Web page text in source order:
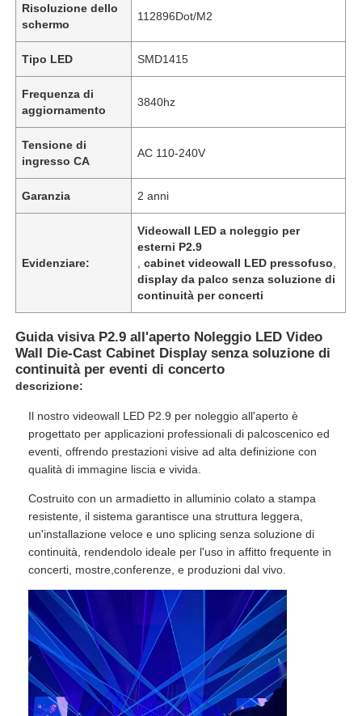
Casa.
Prodotti
Video
Risoluzione dello
schermo
112896Dot/M2
Tipo LED SMD1415
Frequenza di
aggiornamento
3840hz
Tensione di
ingresso CA
AC 110-240V
Garanzia 2 anni
Evidenziare:
Videowall LED a noleggio per
esterni P2.9
,cabinet videowall LED pressofuso
display da palco senza soluzione di
continuità per concerti
Guida visiva P2.9 all'aperto Noleggio LED Video
Wall Die-Cast Cabinet Display senza soluzione di
continuità per eventi di concerto
descrizione:
Il nostro videowall LED P2.9 per noleggio all'aperto è
progettato per applicazioni professionali di palcoscenico ed
eventi, offrendo prestazioni visive ad alta definizione con
qualità di immagine liscia e vivida.
Costruito con un armadietto in alluminio colato a stampa
resistente, il sistema garantisce una struttura leggera,
un'installazione veloce e uno splicing senza soluzione di
continuità, rendendolo ideale per l'uso in affitto frequente in
concerti, mostre,conferenze, e produzioni dal vivo.